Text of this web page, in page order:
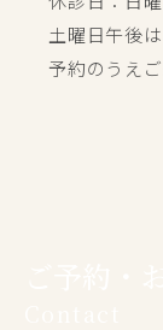
土曜日午後
予約のうえ